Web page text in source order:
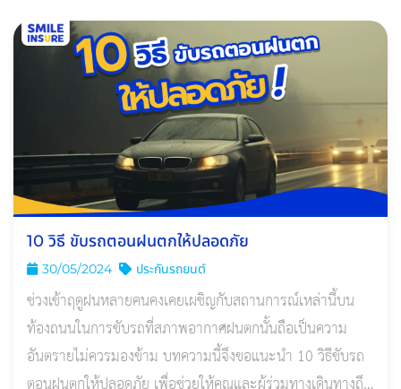
10 วิธี ขับรถตอนฝนตกให้ปลอดภัย
30/05/2024 ประกันรถยนต์
ช่วงเข้าฤดูฝนหลายคนคงเคยเผชิญกับสถานการณ์เหล่านี้บน
ท้องถนนในการขับรถที่สภาพอากาศฝนตกนั้นถือเป็นความ
อันตรายไม่ควรมองข้าม บทความนี้จึงขอแนะนำ 10 วิธีขับรถ